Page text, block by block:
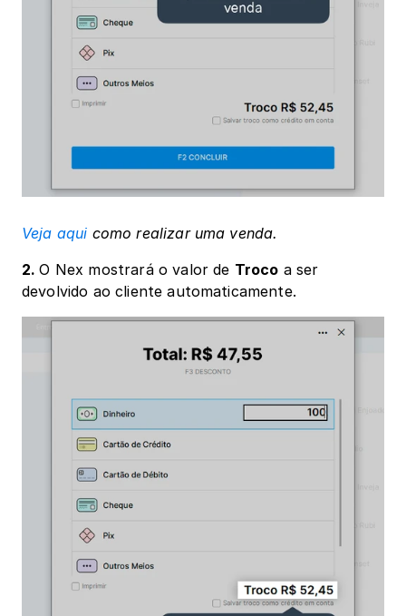
Veja aqui como realizar uma venda.
2. O Nex mostrará o valor de Troco a ser
devolvido ao cliente automaticamente.